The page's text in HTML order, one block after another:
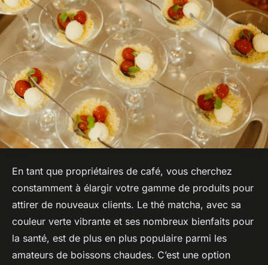
En tant que propriétaires de café, vous cherchez
constamment à élargir votre gamme de produits pour
attirer de nouveaux clients. Le thé matcha, avec sa
couleur verte vibrante et ses nombreux bienfaits pour
la santé, est de plus en plus populaire parmi les
amateurs de boissons chaudes. C’est une option